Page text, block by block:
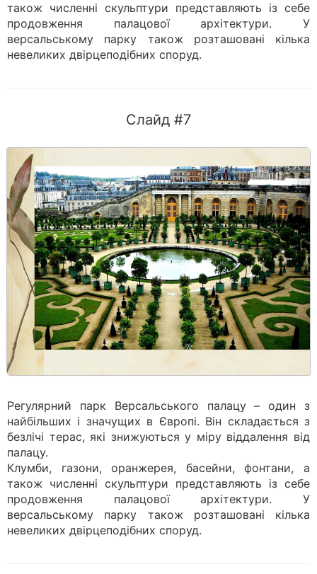
також численні скульптури представляють із себе
продовження палацової архітектури. У
версальському парку також розташовані кілька
невеликих двірцеподібних споруд.
Слайд #7
Регулярний парк Версальського палацу – один з
найбільших і значущих в Європі. Він складається з
безлічі терас, які знижуються у міру віддалення від
палацу.
Клумби, газони, оранжерея, басейни, фонтани, а
також численні скульптури представляють із себе
продовження палацової архітектури. У
версальському парку також розташовані кілька
невеликих двірцеподібних споруд.